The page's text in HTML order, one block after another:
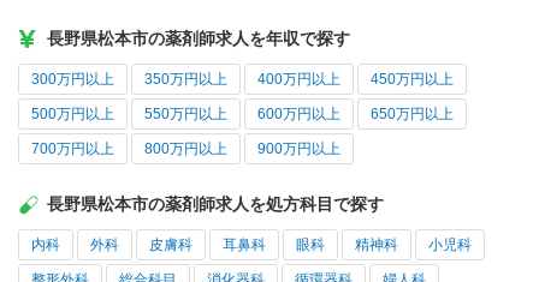
長野県松本市の薬剤師求人を年収で探す
300万円以上 350万円以上 400万円以上 450万円以上
500万円以上 550万円以上 600万円以上 650万円以上
700万円以上 800万円以上 900万円以上
長野県松本市の薬剤師求人を処方科目で探す
内科 外科 皮膚科 耳鼻科 眼科 精神科 小児科